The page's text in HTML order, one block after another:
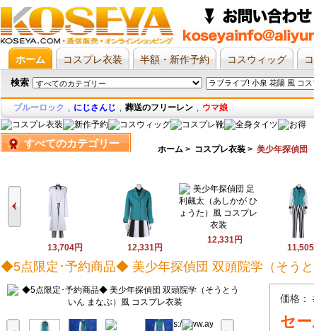
ホーム コスプレ衣装 半額・新作予約 コスウィッグ
検索
ブルーロック , にじさんじ , 葬送のフリーレン , ウマ娘
すべてのカテゴリー ホーム > コスプレ衣装 > 美少年探偵団
13,704円 12,331円
12,331円
◆5点限定･予約商品◆ 美少年探偵団 双頭院学（そう
価格：
セー